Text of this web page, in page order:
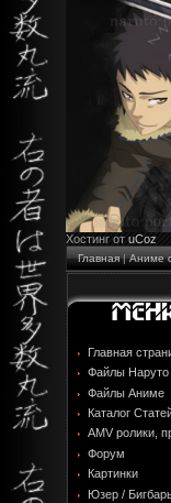
Хостинг от uCoz
Главная|Аниме
Главная
Файлы Наруто
Файлы Аниме
Каталог
AMV ролики,
Форум
Картинки
Юзер /